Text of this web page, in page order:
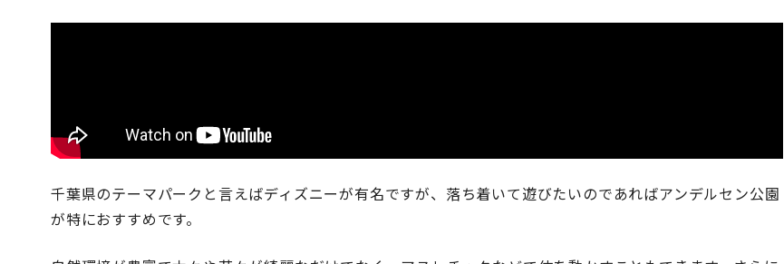
千葉県のテーマパークと言えばディズニーが有名ですが、落ち着いて遊びたいのであればアンデルセン公園
が特におすすめです。